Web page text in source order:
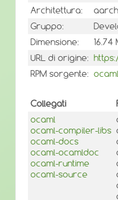
Architettura:
Gruppo:
Dimensione:
16.74
URL di origine:
RPM sorgente: ocaml
Collegati
ocaml
ocaml-compiler-libs
ocaml-docs
ocaml-ocamldoc
ocaml-runtime
ocaml-source